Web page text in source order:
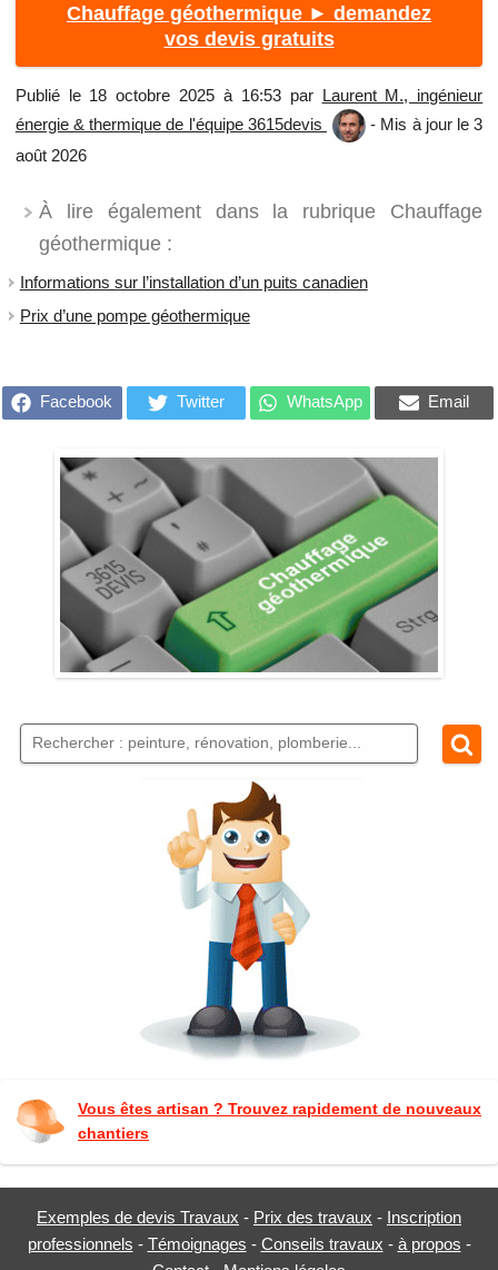
Chauffage géothermique ► demandez
vos devis gratuits
Publié le 18 octobre 2025 à 16:53 par Laurent M., ingénieur
énergie & thermique de l'équipe 3615devis
- Mis à jour le 3
août 2026
À lire également dans la rubrique Chauffage
géothermique :
Informations sur l’installation d’un puits canadien
Prix d’une pompe géothermique
Facebook Twitter WhatsApp Email
Vous êtes artisan ? Trouvez rapidement de nouveaux
chantiers
Exemples de devis Travaux - Prix des travaux - Inscription
professionnels - Témoignages - Conseils travaux - à propos -